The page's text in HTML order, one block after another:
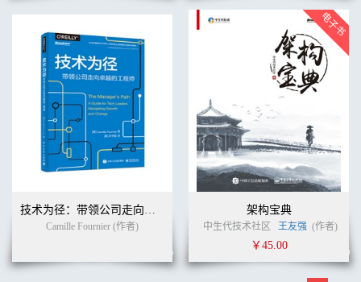
技术为径：带领公司走向卓越的工程师
Camille Fournier (作者)
架构宝典
中生代技术社区 王友强 (作者)
￥45.00